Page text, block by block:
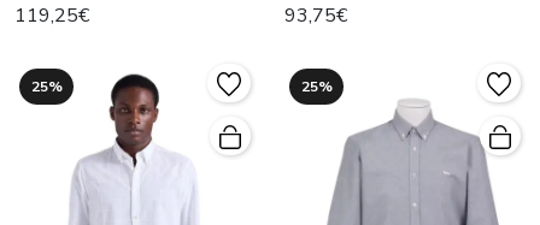
119,25€ 93,75€
25% 25%